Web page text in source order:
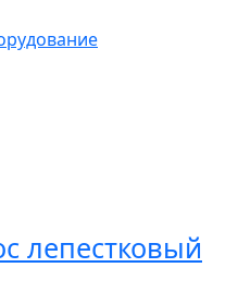
лепестковый